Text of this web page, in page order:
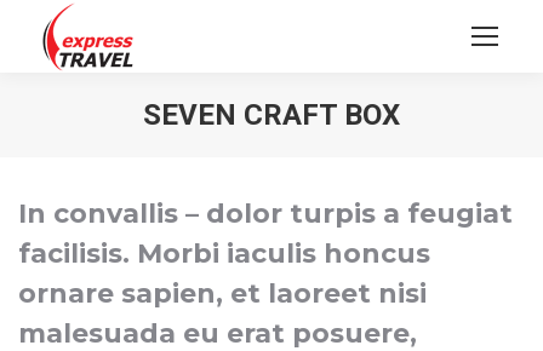
SEVEN CRAFT BOX
In convallis – dolor turpis a feugiat
facilisis. Morbi iaculis honcus
ornare sapien, et laoreet nisi
malesuada eu erat posuere,